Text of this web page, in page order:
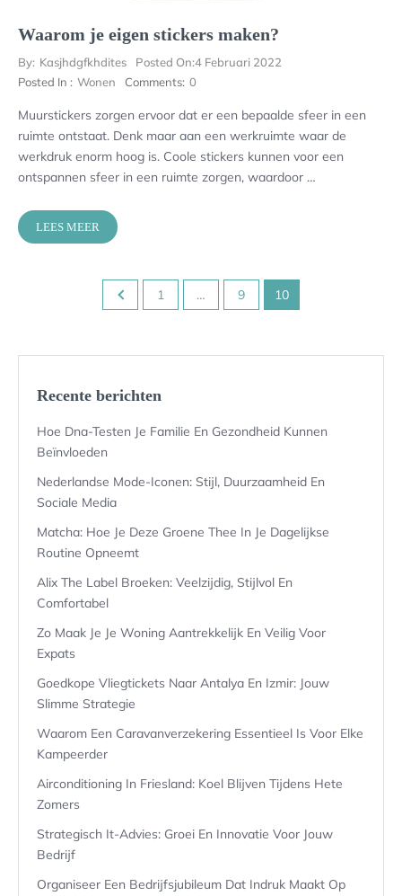
Waarom je eigen stickers maken?
By: Kasjhdgfkhdites Posted On:4 Februari 2022
Posted In : Wonen Comments: 0
Muurstickers zorgen ervoor dat er een bepaalde sfeer in een
ruimte ontstaat. Denk maar aan een werkruimte waar de
werkdruk enorm hoog is. Coole stickers kunnen voor een
ontspannen sfeer in een ruimte zorgen, waardoor …
LEES MEER
Berichten
1 … 9 10
Recente berichten
Hoe Dna-Testen Je Familie En Gezondheid Kunnen
Beïnvloeden
Nederlandse Mode-Iconen: Stijl, Duurzaamheid En
Sociale Media
Matcha: Hoe Je Deze Groene Thee In Je Dagelijkse
Routine Opneemt
Alix The Label Broeken: Veelzijdig, Stijlvol En
Comfortabel
Zo Maak Je Je Woning Aantrekkelijk En Veilig Voor
Expats
Goedkope Vliegtickets Naar Antalya En Izmir: Jouw
Slimme Strategie
Waarom Een Caravanverzekering Essentieel Is Voor Elke
Kampeerder
Airconditioning In Friesland: Koel Blijven Tijdens Hete
Zomers
Strategisch It-Advies: Groei En Innovatie Voor Jouw
Bedrijf
Organiseer Een Bedrijfsjubileum Dat Indruk Maakt Op